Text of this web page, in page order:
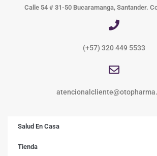
Calle 54 # 31-50 Bucaramanga, Santander.
(+57) 320 449 5533
Salud En Casa
Tienda